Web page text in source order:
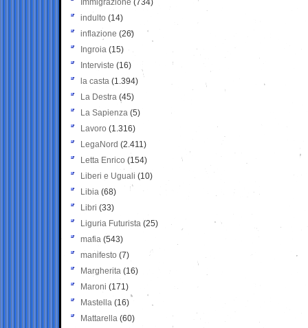
Immigrazione (734)
indulto (14)
inflazione (26)
Ingroia (15)
Interviste (16)
la casta (1.394)
La Destra (45)
La Sapienza (5)
Lavoro (1.316)
LegaNord (2.411)
Letta Enrico (154)
Liberi e Uguali (10)
Libia (68)
Libri (33)
Liguria Futurista (25)
mafia (543)
manifesto (7)
Margherita (16)
Maroni (171)
Mastella (16)
Mattarella (60)